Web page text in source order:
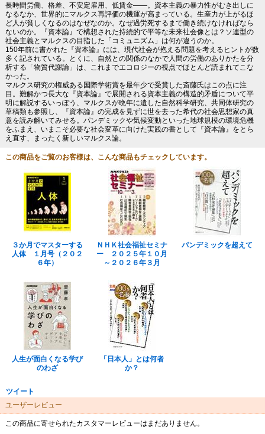
長時間労働、格差、不安定雇用、低賃金――。資本主義の暴力性がむき出しに
なるなか、世界的にマルクス再評価の機運が高まっている。生産力が上がるほ
ど人が貧しくなるのはなぜなのか。なぜ過労死するまで働き続けなければなら
ないのか。『資本論』で構想された持続的で平等な未来社会像とは？ソ連型の
社会主義とマルクスの目指した「コミュニズム」は何が違うのか。
150年前に書かれた『資本論』には、現代社会が抱える問題を考えるヒントが数
多く記されている。とくに、自然との関係のなかで人間の労働のありかたを分
析する「物質代謝論」は、これまでエコロジーの視点でほとんど読まれてこな
かった。
マルクス研究の権威ある国際学術賞を最年少で受賞した斎藤氏はこの点に注
目。難解かつ長大な『資本論』で展開される資本主義の構造的矛盾について平
明に解説するいっぽう、マルクスが晩年に遺した自然科学研究、共同体研究の
草稿類も参照し、『資本論』の完成を見ずに世を去った希代の社会思想家の真
意を読み解いてみせる。パンデミックや気候変動といった地球規模の環境危機
をふまえ、いまこそ必要な社会変革に向けた実践の書として『資本論』をとら
え直す、まったく新しいマルクス論。
この商品をご覧のお客様は、こんな商品もチェックしています。
３か月でマスターする
人体 １月号（２０２
６年）
ＮＨＫ社会福祉セミナ
ー ２０２５年１０月
～２０２６年３月
パンデミックを超えて
人生が面白くなる学び
のわざ
「日本人」とは何者
か？
ツイート
ユーザーレビュー
この商品に寄せられたカスタマーレビューはまだありません。